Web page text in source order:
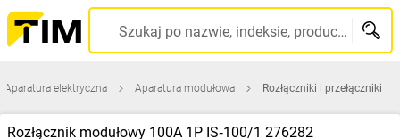
Szukaj po nazwie, indeksie, producencie, kodzie kreskowym...
Aparatura elektryczna Aparatura modułowa Rozłączniki i przełączniki
Rozłącznik modułowy 100A 1P IS‑100/1 276282